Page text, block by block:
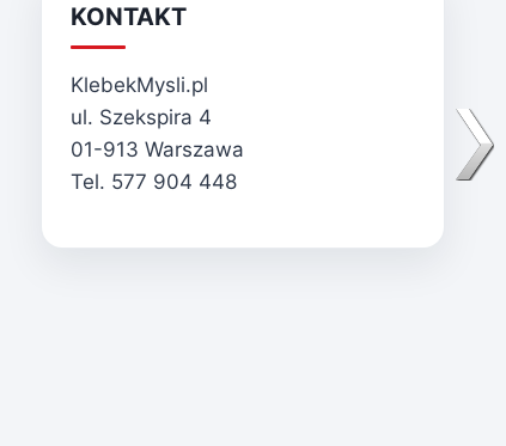
KONTAKT
KlebekMysli.pl
ul. Szekspira 4
01-913 Warszawa
Tel. 577 904 448